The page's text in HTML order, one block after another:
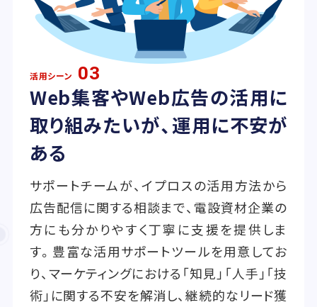
活用シーン 03
Web集客やWeb広告の活用に
取り組みたいが、運用に不安が
ある
サポートチームが、イプロスの活用方法から
広告配信に関する相談まで、電設資材企業の
方にも分かりやすく丁寧に支援を提供しま
す。豊富な活用サポートツールを用意してお
り、マーケティングにおける「知見」「人手」「技
術」に関する不安を解消し、継続的なリード獲